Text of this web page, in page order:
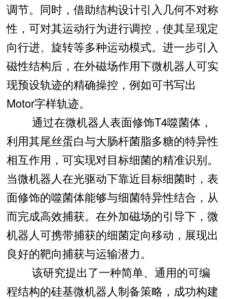
调节。同时，借助结构设计引入几何不对称
性，可对其运动行为进行调控，使其呈现定
向行进、旋转等多种运动模式。进一步引入
磁性结构后，在外磁场作用下微机器人可实
现预设轨迹的精确操控，例如可书写出
Motor字样轨迹。
通过在微机器人表面修饰T4噬菌体，
利用其尾丝蛋白与大肠杆菌脂多糖的特异性
相互作用，可实现对目标细菌的精准识别。
当微机器人在光驱动下靠近目标细菌时，表
面修饰的噬菌体能够与细菌特异性结合，从
而完成高效捕获。在外加磁场的引导下，微
机器人可携带捕获的细菌定向移动，展现出
良好的靶向捕获与运输潜力。
该研究提出了一种简单、通用的可编
程结构的硅基微机器人制备策略，成功构建